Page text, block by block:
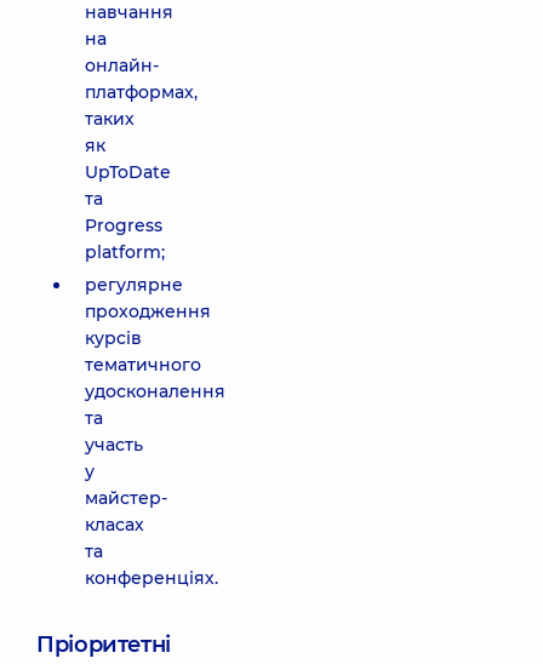
навчання
на
онлайн-
платформах,
таких
як
UpToDate
та
Progress
platform;
регулярне
проходження
курсів
тематичного
удосконалення
та
участь
у
майстер-
класах
та
конференціях.
Пріоритетні